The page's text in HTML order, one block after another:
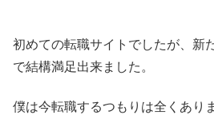
初めての転職サイトでしたが、新
で結構満足出来ました。
僕は今転職するつもりは全くあり